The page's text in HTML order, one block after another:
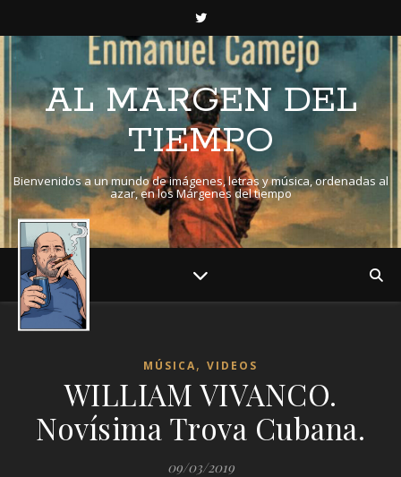
AL MARGEN DEL
TIEMPO
Bienvenidos a un mundo de imágenes, letras y música, ordenadas al
azar, en los Márgenes del tiempo
MÚSICA, VIDEOS
WILLIAM VIVANCO.
Novísima Trova Cubana.
09/03/2019